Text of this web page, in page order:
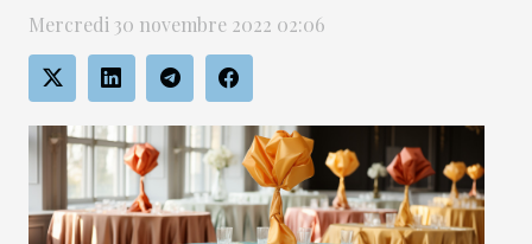
Mercredi 30 novembre 2022 02:06